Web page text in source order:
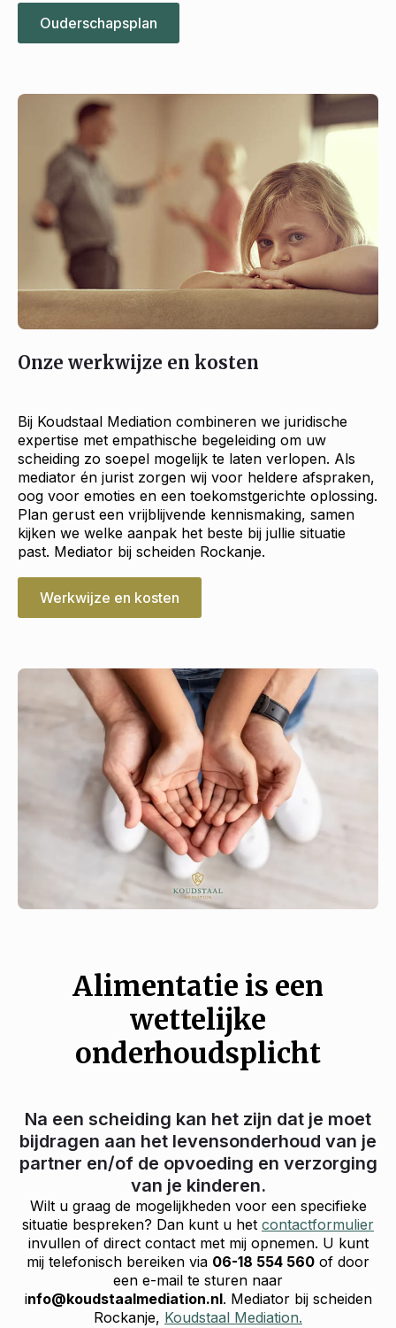
Ouderschapsplan
Onze werkwijze en kosten
Bij Koudstaal Mediation combineren we juridische
expertise met empathische begeleiding om uw
scheiding zo soepel mogelijk te laten verlopen. Als
mediator én jurist zorgen wij voor heldere afspraken,
oog voor emoties en een toekomstgerichte oplossing.
Plan gerust een vrijblijvende kennismaking, samen
kijken we welke aanpak het beste bij jullie situatie
past. Mediator bij scheiden Rockanje.
Werkwijze en kosten
Alimentatie is een
wettelijke
onderhoudsplicht
Na een scheiding kan het zijn dat je moet
bijdragen aan het levensonderhoud van je
partner en/of de opvoeding en verzorging
van je kinderen.
Wilt u graag de mogelijkheden voor een specifieke
situatie bespreken? Dan kunt u het contactformulier
invullen of direct contact met mij opnemen. U kunt
mij telefonisch bereiken via 06-18 554 560 of door
een e-mail te sturen naar
info@koudstaalmediation.nl. Mediator bij scheiden
Rockanje, Koudstaal Mediation.